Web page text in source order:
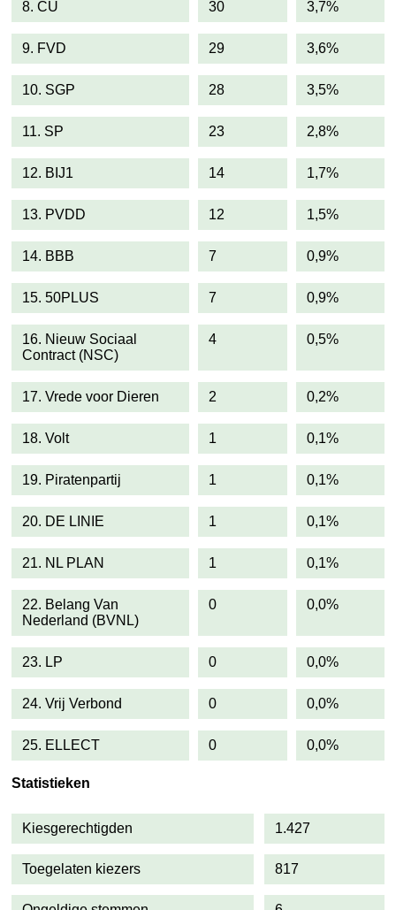
8. CU 30 3,7%
9. FVD 29 3,6%
10. SGP 28 3,5%
11. SP 23 2,8%
12. BIJ1 14 1,7%
13. PVDD 12 1,5%
14. BBB 7 0,9%
15. 50PLUS 7 0,9%
16. Nieuw Sociaal
Contract (NSC)
4 0,5%
17. Vrede voor Dieren 2 0,2%
18. Volt 1 0,1%
19. Piratenpartij 1 0,1%
20. DE LINIE 1 0,1%
21. NL PLAN 1 0,1%
22. Belang Van
Nederland (BVNL)
0 0,0%
23. LP 0 0,0%
24. Vrij Verbond 0 0,0%
25. ELLECT 0 0,0%
Statistieken
Kiesgerechtigden 1.427
Toegelaten kiezers 817